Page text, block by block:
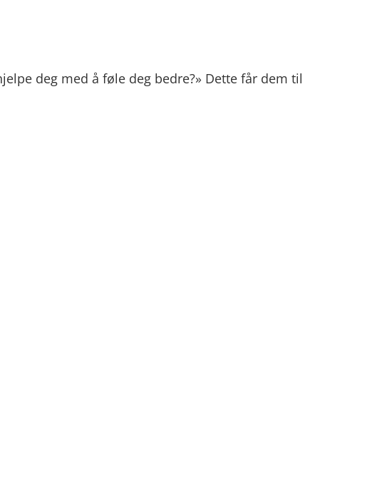
deg med å føle deg bedre?» Dette får dem til